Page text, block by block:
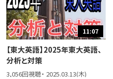
11:07
【東大英語】2025年東大英語、
分析と対策
3,056回視聴・ 2025.03.13(木)